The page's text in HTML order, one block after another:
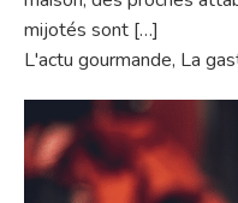
mijotés sont […]
L'actu gourmande, La